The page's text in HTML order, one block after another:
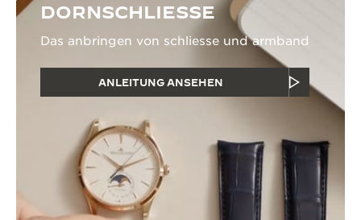
DORNSCHLIESSE
Das anbringen von schliesse und armband
ANLEITUNG ANSEHEN